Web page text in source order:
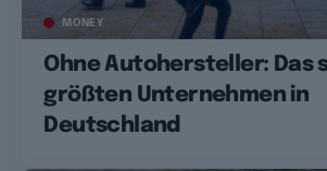
MONEY
Ohne Autohersteller: Das
größten Unternehmen in
Deutschland